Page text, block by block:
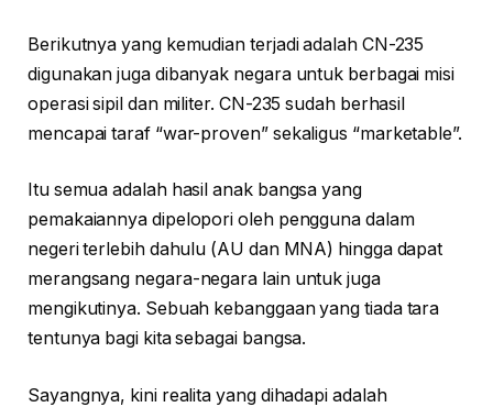
Berikutnya yang kemudian terjadi adalah CN-235
digunakan juga dibanyak negara untuk berbagai misi
operasi sipil dan militer. CN-235 sudah berhasil
mencapai taraf “war-proven” sekaligus “marketable”.
Itu semua adalah hasil anak bangsa yang
pemakaiannya dipelopori oleh pengguna dalam
negeri terlebih dahulu (AU dan MNA) hingga dapat
merangsang negara-negara lain untuk juga
mengikutinya. Sebuah kebanggaan yang tiada tara
tentunya bagi kita sebagai bangsa.
Sayangnya, kini realita yang dihadapi adalah